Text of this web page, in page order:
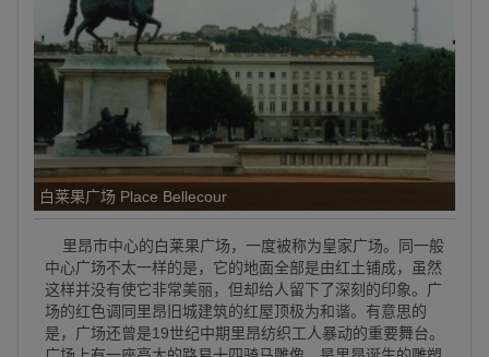
白莱果广场 Place Bellecour
里昂市中心的白莱果广场，一度被称为皇家广场。同一般
中心广场不太一样的是，它的地面全部是由红土铺成，虽然
这样并没有使它非常美丽，但却给人留下了深刻的印象。广
场的红色调同里昂旧城建筑的红屋顶极为和谐。有意思的
是，广场还曾是19世纪中期里昂纺织工人暴动的重要舞台。